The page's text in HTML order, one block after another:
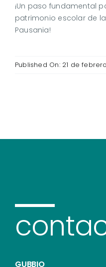
¡Un paso fundamental
patrimonio escolar de
Pausania!
Published On: 21 de
GUBBIO